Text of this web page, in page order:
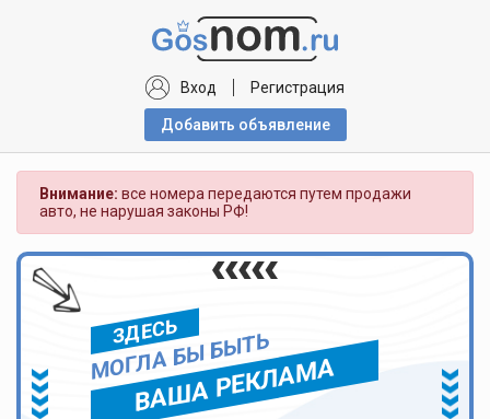
Вход Регистрация
Добавить объявлениe
Внимание: все номера передаются путем продажи
авто, не нарушая законы РФ!
ЗДЕСЬ
МОГЛА БЫ БЫТЬ
ВАША РЕКЛАМА